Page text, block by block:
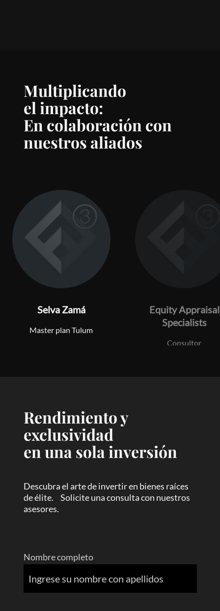
Multiplicando
el impacto:
En colaboración con
nuestros aliados
Selva Zamá
Master plan Tulum
Equity Appraisal
Specialists
Consultor
Rendimiento y
exclusividad
en una sola inversión
Descubra el arte de invertir en bienes raíces
de élite. Solicite una consulta con nuestros
asesores.
Nombre completo